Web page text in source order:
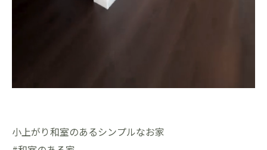
小上がり和室のあるシンプルなお家